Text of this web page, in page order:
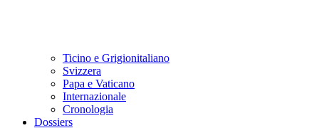
Ticino e Grigionitaliano
Svizzera
Papa e Vaticano
Internazionale
Cronologia
Dossiers